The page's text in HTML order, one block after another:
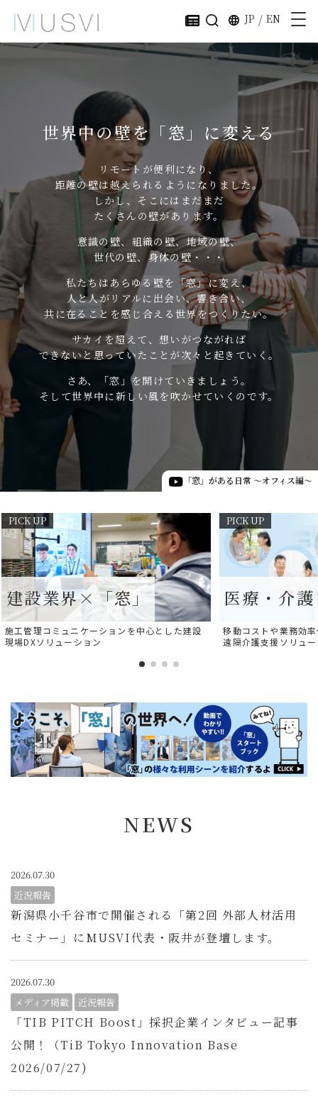
JP / EN
世界中の壁を「窓」に変える
リモートが便利になり、
距離の壁は越えられるようになりました。
しかし、そこにはまだまだ
たくさんの壁があります。
意識の壁、組織の壁、地域の壁、
世代の壁、身体の壁・・・
私たちはあらゆる壁を「窓」に変え、
人と人がリアルに出会い、響き合い、
共に在ることを感じ合える世界をつくりたい。
サカイを超えて、想いがつながれば
できないと思っていたことが次々と起きていく。
さあ、「窓」を開けていきましょう。
そして世界中に新しい風を吹かせていくのです。
「窓」がある日常 ～オフィス編～
建設業界×「窓」
施工管理コミュニケーションを中心とした建設
現場DXソリューション
医療・介
移動コストや業務効
遠隔介護支援ソリュ
NEWS
2026.07.30
近況報告
新潟県小千谷市で開催される「第2回 外部人材活用
セミナー」にMUSVI代表・阪井が登壇します。
2026.07.30
メディア掲載
近況報告
「TIB PITCH Boost」採択企業インタビュー記事
公開！
（TiB Tokyo Innovation Base
2026/07/27)